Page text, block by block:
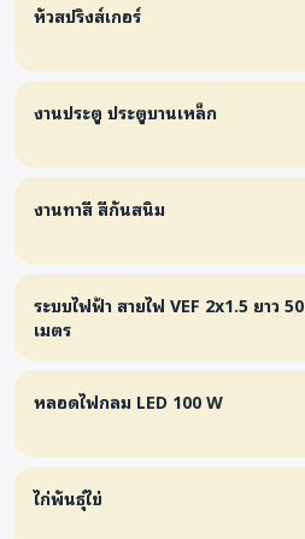
หัวสปริงส์เกอร์
งานประตู ประตูบานเหล็ก
งานทาสี สีกันสนิม
ระบบไฟฟ้า สายไฟ VEF 2x1.5 ยาว 50
เมตร
หลอดไฟกลม LED 100 W
ไก่พันธุ์ไข่